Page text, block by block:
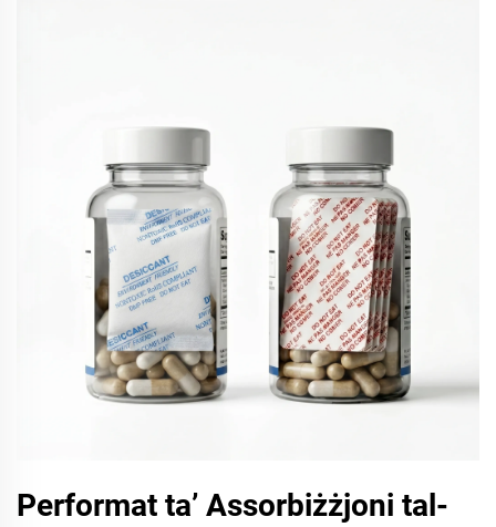
Performat ta’ Assorbiżżjoni tal-